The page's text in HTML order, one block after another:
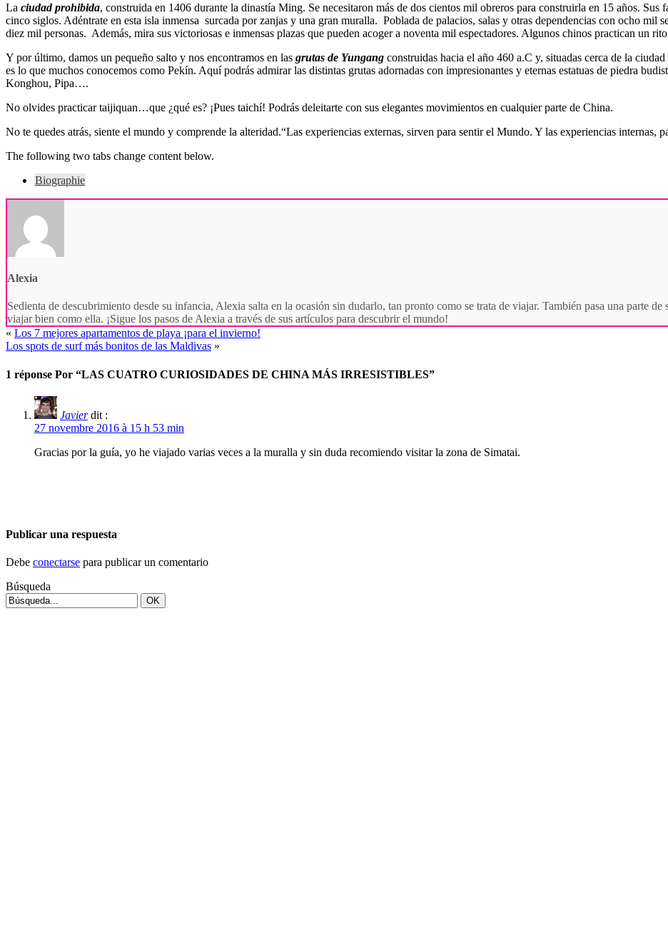
La ciudad prohibida, construida en 1406 durante la dinastía Ming. Se necesitaron más de dos cientos mil obreros para construirla en 15 años. Sus
cinco siglos. Adéntrate en esta isla inmensa surcada por zanjas y una gran muralla. Poblada de palacios, salas y otras dependencias con ocho mil
diez mil personas. Además, mira sus victoriosas e inmensas plazas que pueden acoger a noventa mil espectadores. Algunos chinos practican un
Y por último, damos un pequeño salto y nos encontramos en las grutas de Yungang construidas hacia el año 460 a.C y, situadas cerca de la
es lo que muchos conocemos como Pekín. Aquí podrás admirar las distintas grutas adornadas con impresionantes y eternas estatuas de piedra
Konghou, Pipa….
No olvides practicar taijiquan…que ¿qué es? ¡Pues taichí! Podrás deleitarte con sus elegantes movimientos en cualquier parte de China.
No te quedes atrás, siente el mundo y comprende la alteridad.“Las experiencias externas, sirven para sentir el Mundo. Y las experiencias internas,
The following two tabs change content below.
Biographie
Alexia
Sedienta de descubrimiento desde su infancia, Alexia salta en la ocasión sin dudarlo, tan pronto como se trata de viajar. También pasa una parte
viajar bien como ella. ¡Sigue los pasos de Alexia a través de sus artículos para descubrir el mundo!
« Los 7 mejores apartamentos de playa ¡para el invierno!
Los spots de surf más bonitos de las Maldivas »
1 réponse Por “LAS CUATRO CURIOSIDADES DE CHINA MÁS IRRESISTIBLES”
Javier dit :
27 novembre 2016 à 15 h 53 min
Gracias por la guía, yo he viajado varias veces a la muralla y sin duda recomiendo visitar la zona de Simatai.
Publicar una respuesta
Debe conectarse para publicar un comentario
Búsqueda